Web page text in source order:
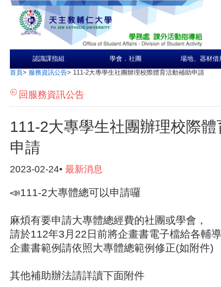
認識課指組 學會．社團 場地、器材借
首頁> 服務資訊公告> 111-2大專學生社團辦理校際體育活動補助申請
回服務資訊公告
111-2大專學生社團辦理校際
申請
2023-02-24• 最新消息
📣111-2大專體總可以申請囉
麻煩有要申請大專體總經費的社團或學會，
請於112年3月22日前將企畫書電子檔給各輔
企畫書範例請依照大專體總範例修正(如附件)
其他補助辦法請詳讀下面附件